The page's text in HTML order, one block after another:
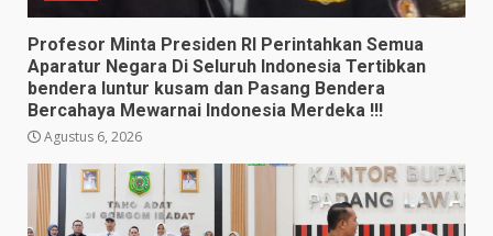
Profesor Minta Presiden RI Perintahkan Semua
Aparatur Negara Di Seluruh Indonesia Tertibkan
bendera luntur kusam dan Pasang Bendera
Bercahaya Mewarnai Indonesia Merdeka !!!
Agustus 6, 2026